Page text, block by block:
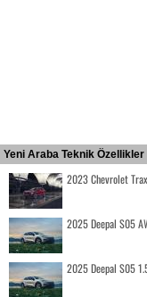
Yeni Araba Teknik Özellikler
2023 Chevrolet
2025 Deepal S05
2025 Deepal S05